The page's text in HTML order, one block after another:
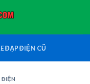
ĐẠP ĐIỆN CŨ
ĐIỆN